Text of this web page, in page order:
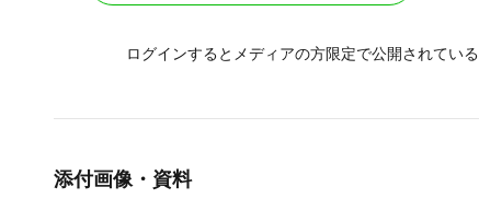
ログインするとメディアの方限定で公開されている
添付画像・資料